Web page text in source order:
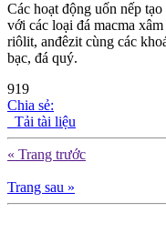
Các hoạt động uốn nếp
với các loại đá macma
riôlit, anđêzit cùng các
bạc, đá quý.
919
Chia sẻ:
Tải tài liệu
« Trang trước
Trang sau »